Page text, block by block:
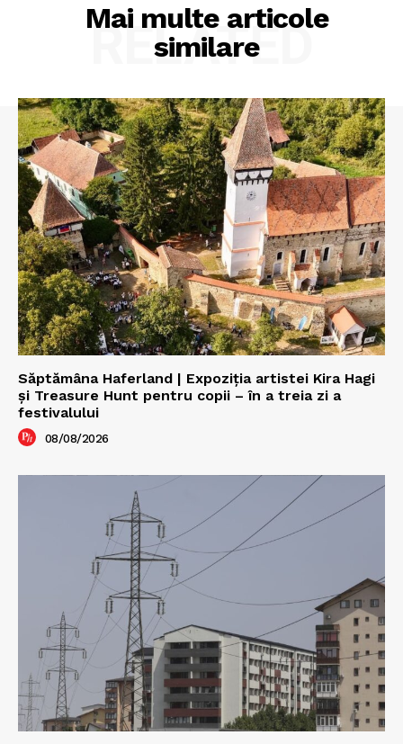
Mai multe articole
similare
RELATED
Săptămâna Haferland | Expoziţia artistei Kira Hagi
şi Treasure Hunt pentru copii – în a treia zi a
festivalului
08/08/2026